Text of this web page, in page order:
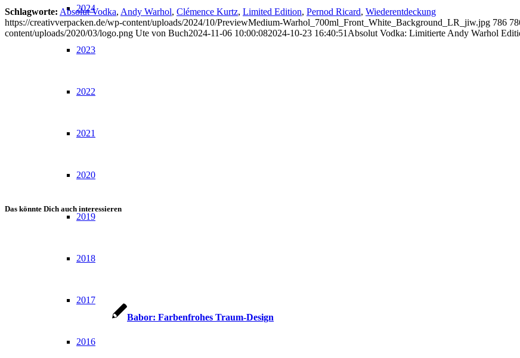
2024
2023
2022
2021
2020
2019
2018
2017
2016
Schlagworte: Absolut Vodka, Andy Warhol, Clémence Kurtz, Limited Edition, Pernod Ricard, Wiederentdeckung
https://creativverpacken.de/wp-content/uploads/2024/10/PreviewMedium-Warhol_700ml_Front_White_Background_LR_jiw.jpg 786
content/uploads/2020/03/logo.png Ute von Buch2024-11-06 10:00:082024-10-23 16:40:51 Absolut Vodka: Limitierte Andy Warhol
Das könnte Dich auch interessieren
Babor: Farbenfrohes Traum-Design